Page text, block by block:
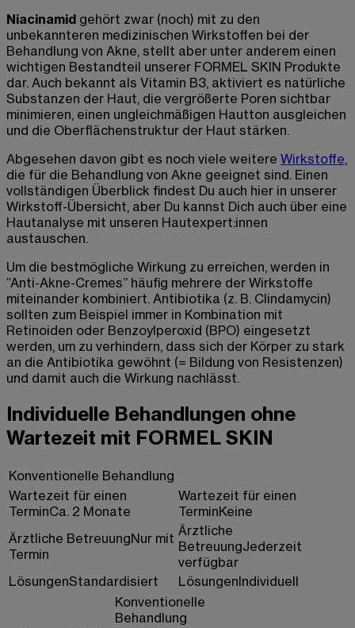
Niacinamid gehört zwar (noch) mit zu den
unbekannteren medizinischen Wirkstoffen bei der
Behandlung von Akne, stellt aber unter anderem einen
wichtigen Bestandteil unserer FORMEL SKIN Produkte
dar. Auch bekannt als Vitamin B3, aktiviert es natürliche
Substanzen der Haut, die vergrößerte Poren sichtbar
minimieren, einen ungleichmäßigen Hautton ausgleichen
und die Oberflächenstruktur der Haut stärken.
Abgesehen davon gibt es noch viele weitere Wirkstoffe,
die für die Behandlung von Akne geeignet sind. Einen
vollständigen Überblick findest Du auch hier in unserer
Wirkstoff-Übersicht, aber Du kannst Dich auch über eine
Hautanalyse mit unseren Hautexpert:innen
austauschen.
Um die bestmögliche Wirkung zu erreichen, werden in
“Anti-Akne-Cremes” häufig mehrere der Wirkstoffe
miteinander kombiniert. Antibiotika (z. B. Clindamycin)
sollten zum Beispiel immer in Kombination mit
Retinoiden oder Benzoylperoxid (BPO) eingesetzt
werden, um zu verhindern, dass sich der Körper zu stark
an die Antibiotika gewöhnt (= Bildung von Resistenzen)
und damit auch die Wirkung nachlässt.
Individuelle Behandlungen ohne
Wartezeit mit FORMEL SKIN
Konventionelle Behandlung
Wartezeit für einen
TerminCa. 2 Monate
Wartezeit für einen
TerminKeine
Ärztliche BetreuungNur mit
Termin
Ärztliche
BetreuungJederzeit
verfügbar
LösungenStandardisiert LösungenIndividuell
Konventionelle
Behandlung